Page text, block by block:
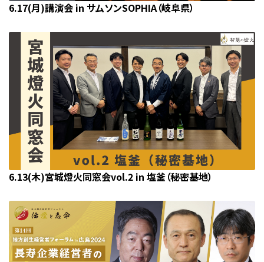
6.17(月)講演会 in サムソンSOPHIA（岐阜県）
6.13(木)宮城燈火同窓会vol.2 in 塩釜（秘密基地）